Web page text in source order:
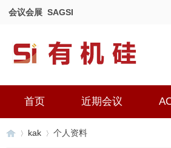
会议会展 SAGSI
首页 近期会议
kak 个人资料